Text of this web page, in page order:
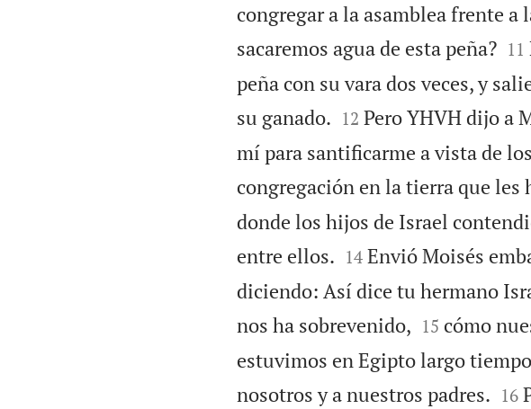
congregar a la asamblea frente a
sacaremos agua de esta peña?
11
peña con su vara dos veces, y
su ganado.
12 Pero YHVH dijo a
mí para santificarme a vista de
congregación en la tierra que les
donde los hijos de Israel
entre ellos.
14 Envió Moisés
diciendo: Así dice tu hermano
nos ha sobrevenido,
15 cómo
estuvimos en Egipto largo
nosotros y a nuestros padres.
16